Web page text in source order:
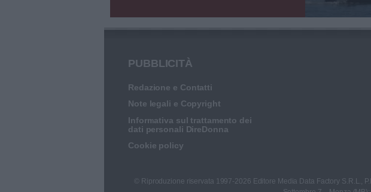
PUBBLICITÀ
Redazione e Contatti
Note legali e Copyright
Informativa sul trattamento dei
dati personali DireDonna
Cookie policy
© Riproduzione riservata 1997-2026 Editore Media Data Factory S.R.L.,